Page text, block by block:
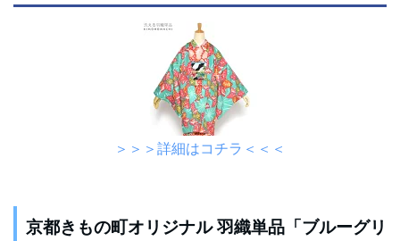
＞＞＞詳細はコチラ＜＜＜
京都きもの町オリジナル 羽織単品「ブルーグリ